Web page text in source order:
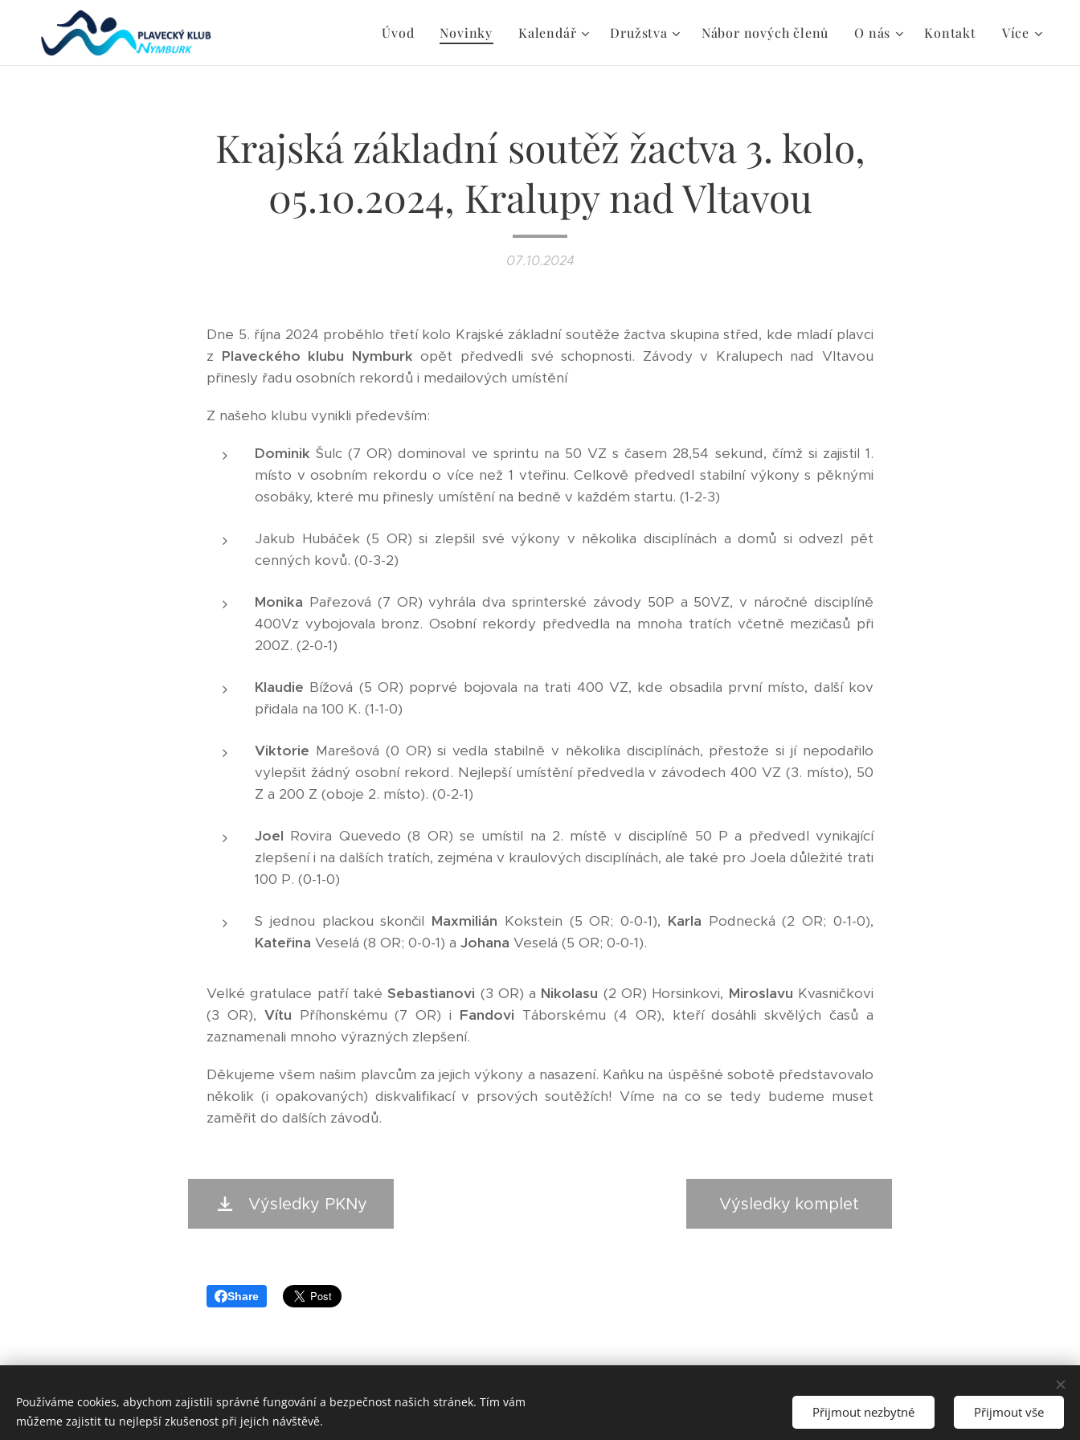
Úvod Novinky Kalendář Družstva Nábor nových členů O nás Kontakt Více
Krajská základní soutěž žactva 3. kolo,
05.10.2024, Kralupy nad Vltavou
07.10.2024
Dne 5. října 2024 proběhlo třetí kolo Krajské základní soutěže žactva skupina střed, kde mladí plavci
z Plaveckého klubu Nymburk opět předvedli své schopnosti. Závody v Kralupech nad Vltavou
přinesly řadu osobních rekordů i medailových umístění
Z našeho klubu vynikli především:
DominikŠulc (7 OR) dominoval ve sprintu na 50 VZ s časem 28,54 sekund, čímž si zajistil 1.
místo v osobním rekordu o více než 1 vteřinu. Celkově předvedl stabilní výkony s pěknými
osobáky, které mu přinesly umístění na bedně v každém startu. (1-2-3)
Jakub Hubáček (5 OR) si zlepšil své výkony v několika disciplínách a domů si odvezl pět
cenných kovů. (0-3-2)
Monika Pařezová (7 OR) vyhrála dva sprinterské závody 50P a 50VZ, v náročné disciplíně
400Vz vybojovala bronz. Osobní rekordy předvedla na mnoha tratích včetně mezičasů při
200Z. (2-0-1)
Klaudie Bížová (5 OR) poprvé bojovala na trati 400 VZ, kde obsadila první místo, další kov
přidala na 100 K. (1-1-0)
Viktorie Marešová (0 OR) si vedla stabilně v několika disciplínách, přestože si jí nepodařilo
vylepšit žádný osobní rekord. Nejlepší umístění předvedla v závodech 400 VZ (3. místo), 50
Z a 200 Z (oboje 2. místo). (0-2-1)
Joel Rovira Quevedo (8 OR) se umístil na 2. místě v disciplíně 50 P a předvedl vynikající
zlepšení i na dalších tratích, zejména v kraulových disciplínách, ale také pro Joela důležité trati
100 P. (0-1-0)
S jednou plackou skončil Maxmilián Kokstein (5 OR; 0-0-1), Karla Podnecká (2 OR; 0-1-0),
Kateřina Veselá (8 OR; 0-0-1) a Johana Veselá (5 OR; 0-0-1).
Velké gratulace patří také Sebastianovi (3 OR) a Nikolasu (2 OR) Horsinkovi, Miroslavu Kvasničkovi
(3 OR), Vítu Příhonskému (7 OR) i Fandovi Táborskému (4 OR), kteří dosáhli skvělých časů a
zaznamenali mnoho výrazných zlepšení.
Děkujeme všem našim plavcům za jejich výkony a nasazení. Kaňku na úspěšné sobotě představovalo
několik (i opakovaných) diskvalifikací v prsových soutěžích! Víme na co se tedy budeme muset
zaměřit do dalších závodů.
Výsledky PKNy Výsledky komplet
Share
Používáme cookies, abychom zajistili správné fungování a bezpečnost našich stránek. Tím vám
můžeme zajistit tu nejlepší zkušenost při jejich návštěvě.
Přijmout nezbytné Přijmout vše